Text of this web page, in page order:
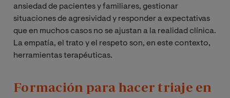
ansiedad de pacientes y familiares, gestionar
situaciones de agresividad y responder a expectativas
que en muchos casos no se ajustan a la realidad clínica.
La empatía, el trato y el respeto son, en este contexto,
herramientas terapéuticas.
Formación para hacer triaje en